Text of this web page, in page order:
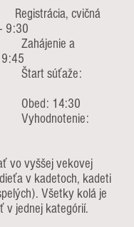
: Registrácia, cvičná
9:30
a
14:30
vo vyššej vekovej
v kadetoch, kadeti
Všetky kolá je
v jednej kategórií.